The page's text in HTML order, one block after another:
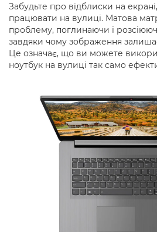
Забудьте про відблиски на
працювати на вулиці. Матова
проблему, поглинаючи і
завдяки чому зображення
Це означає, що ви можете
ноутбук на вулиці так само